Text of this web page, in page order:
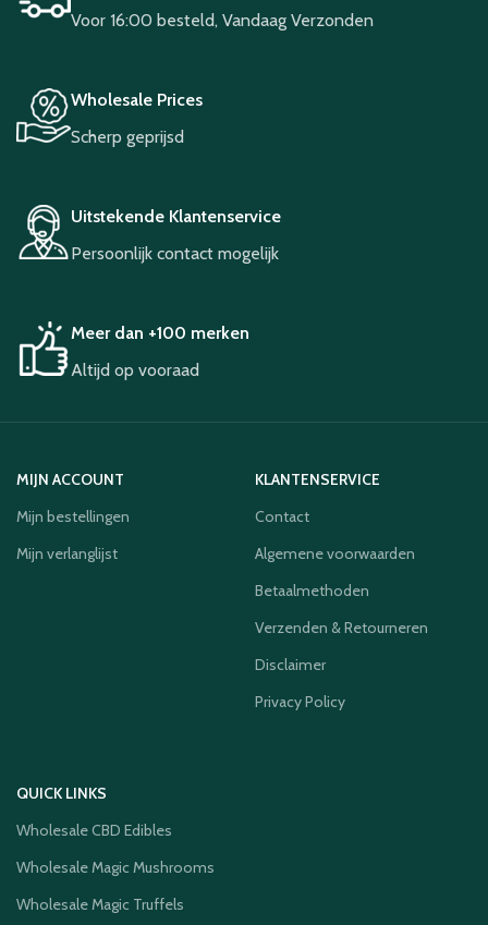
Voor 16:00 besteld, Vandaag Verzonden
Wholesale Prices
Scherp geprijsd
Uitstekende Klantenservice
Persoonlijk contact mogelijk
Meer dan +100 merken
Altijd op vooraad
MIJN ACCOUNT
Mijn bestellingen
Mijn verlanglijst
KLANTENSERVICE
Contact
Algemene voorwaarden
Betaalmethoden
Verzenden & Retourneren
Disclaimer
Privacy Policy
QUICK LINKS
Wholesale CBD Edibles
Wholesale Magic Mushrooms
Wholesale Magic Truffels